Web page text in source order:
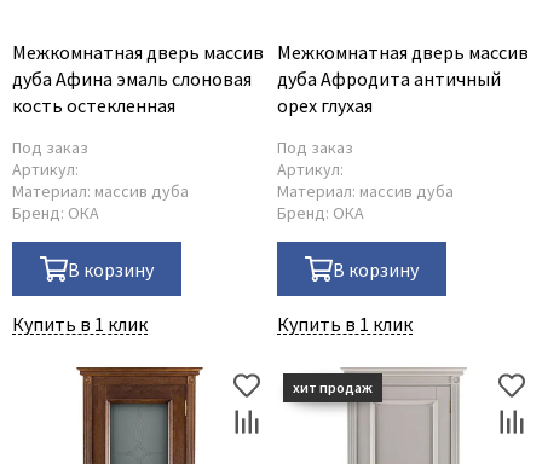
Межкомнатная дверь массив
дуба Афина эмаль слоновая
кость остекленная
Под заказ
Артикул:
Материал: массив дуба
Бренд: ОКА
В корзину
Купить в 1 клик
Межкомнатная дверь массив
дуба Афродита античный
орех глухая
Под заказ
Артикул:
Материал: массив дуба
Бренд: ОКА
В корзину
Купить в 1 клик